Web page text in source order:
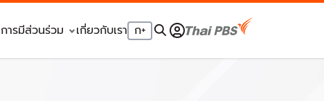
การมีส่วนร่วม เกี่ยวกับเรา ก+